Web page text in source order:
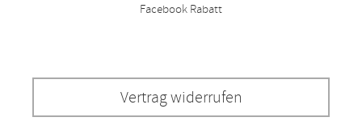
Facebook Rabatt
Vertrag widerrufen